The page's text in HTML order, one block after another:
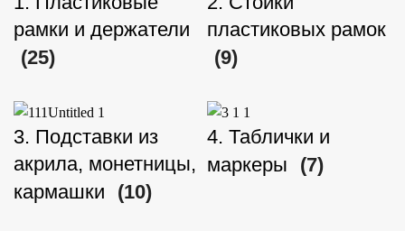
рамки и держатели
(25)
пластиковых рамок
(9)
3. Подставки из
акрила, монетницы,
кармашки
(10)
4. Таблички и
маркеры
(7)